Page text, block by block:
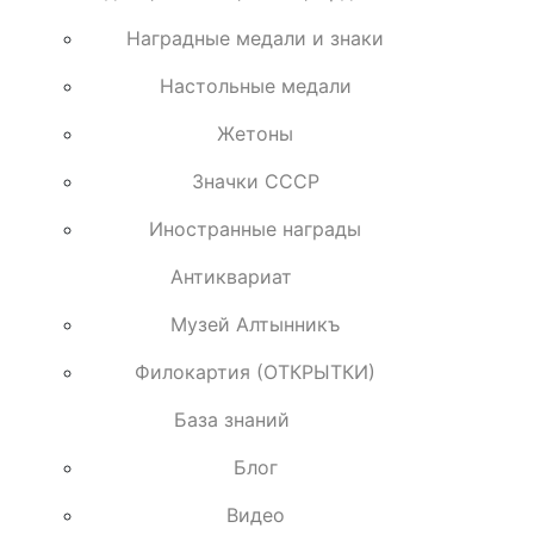
Наградные медали и знаки
Настольные медали
Жетоны
Значки СССР
Иностранные награды
Антиквариат
Музей Алтынникъ
Филокартия (ОТКРЫТКИ)
База знаний
Блог
Видео